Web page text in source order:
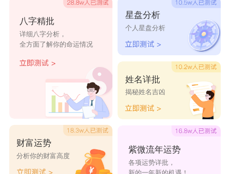
董祺择 董晗钰 董绚淞
八字精批
详细八字分析，
全方面了解你的命运情况
财富运势
分析你的财富高度
星盘分析
个人星盘分析
姓名详批
揭秘姓名吉凶
紫微流年运势
各项运势详批，